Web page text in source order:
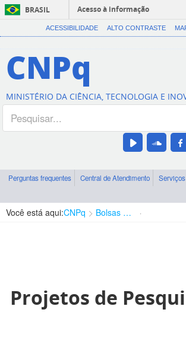
BRASIL
Acesso à informação
ACESSIBILIDADE ALTO CONTRASTE
CNPq
MINISTÉRIO DA CIÊNCIA, TECNOLOGIA E
Perguntas frequentes Central de Atendimento Serviços
Você está aqui:CNPq Bolsas e Auxílios Vigentes
Projetos de